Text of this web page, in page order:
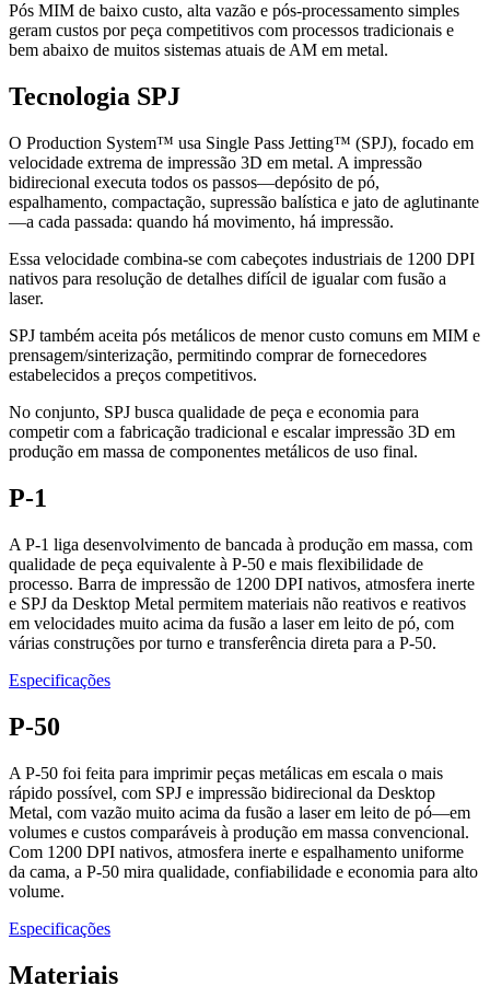
Pós MIM de baixo custo, alta vazão e pós-processamento simples
geram custos por peça competitivos com processos tradicionais e
bem abaixo de muitos sistemas atuais de AM em metal.
Tecnologia SPJ
O Production System™ usa Single Pass Jetting™ (SPJ), focado em
velocidade extrema de impressão 3D em metal. A impressão
bidirecional executa todos os passos—depósito de pó,
espalhamento, compactação, supressão balística e jato de aglutinante
—a cada passada: quando há movimento, há impressão.
Essa velocidade combina-se com cabeçotes industriais de 1200 DPI
nativos para resolução de detalhes difícil de igualar com fusão a
laser.
SPJ também aceita pós metálicos de menor custo comuns em MIM e
prensagem/sinterização, permitindo comprar de fornecedores
estabelecidos a preços competitivos.
No conjunto, SPJ busca qualidade de peça e economia para
competir com a fabricação tradicional e escalar impressão 3D em
produção em massa de componentes metálicos de uso final.
P-1
A P-1 liga desenvolvimento de bancada à produção em massa, com
qualidade de peça equivalente à P-50 e mais flexibilidade de
processo. Barra de impressão de 1200 DPI nativos, atmosfera inerte
e SPJ da Desktop Metal permitem materiais não reativos e reativos
em velocidades muito acima da fusão a laser em leito de pó, com
várias construções por turno e transferência direta para a P-50.
Especificações
P-50
A P-50 foi feita para imprimir peças metálicas em escala o mais
rápido possível, com SPJ e impressão bidirecional da Desktop
Metal, com vazão muito acima da fusão a laser em leito de pó—em
volumes e custos comparáveis à produção em massa convencional.
Com 1200 DPI nativos, atmosfera inerte e espalhamento uniforme
da cama, a P-50 mira qualidade, confiabilidade e economia para alto
volume.
Especificações
Materiais